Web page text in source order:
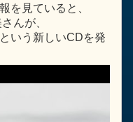
を見ていると、
んが、
いう新しいCDを発